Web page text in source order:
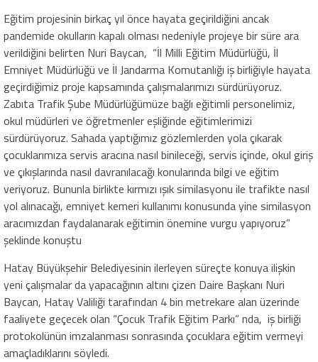
Eğitim projesinin birkaç yıl önce hayata geçirildiğini ancak
pandemide okulların kapalı olması nedeniyle projeye bir süre ara
verildiğini belirten Nuri Baycan, “İl Milli Eğitim Müdürlüğü, İl
Emniyet Müdürlüğü ve İl Jandarma Komutanlığı iş birliğiyle hayata
geçirdiğimiz proje kapsamında çalışmalarımızı sürdürüyoruz.
Zabıta Trafik Şube Müdürlüğümüze bağlı eğitimli personelimiz,
okul müdürleri ve öğretmenler eşliğinde eğitimlerimizi
sürdürüyoruz. Sahada yaptığımız gözlemlerden yola çıkarak
çocuklarımıza servis aracına nasıl binileceği, servis içinde, okul giriş
ve çıkışlarında nasıl davranılacağı konularında bilgi ve eğitim
veriyoruz. Bununla birlikte kırmızı ışık similasyonu ile trafikte nasıl
yol alınacağı, emniyet kemeri kullanımı konusunda yine similasyon
aracımızdan faydalanarak eğitimin önemine vurgu yapıyoruz”
şeklinde konuştu
Hatay Büyükşehir Belediyesinin ilerleyen süreçte konuya ilişkin
yeni çalışmalar da yapacağının altını çizen Daire Başkanı Nuri
Baycan, Hatay Valiliği tarafından 4 bin metrekare alan üzerinde
faaliyete geçecek olan “Çocuk Trafik Eğitim Parkı” nda, iş birliği
protokolünün imzalanması sonrasında çocuklara eğitim vermeyi
amaçladıklarını söyledi.